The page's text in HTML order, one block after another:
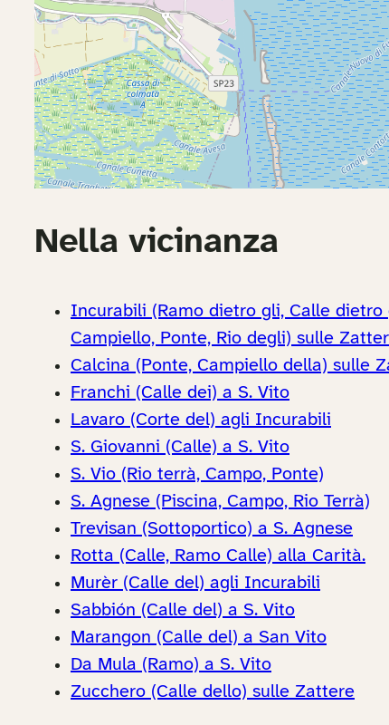
Nella vicinanza
Incurabili (Ramo dietro gli, Calle dietro
Campiello, Ponte, Rio degli) sulle
Calcina (Ponte, Campiello della) sulle
Franchi (Calle dei) a S. Vito
Lavaro (Corte del) agli Incurabili
S. Giovanni (Calle) a S. Vito
S. Vio (Rio terrà, Campo, Ponte)
S. Agnese (Piscina, Campo, Rio Terrà)
Trevisan (Sottoportico) a S. Agnese
Rotta (Calle, Ramo Calle) alla Carità.
Murèr (Calle del) agli Incurabili
Sabbión (Calle del) a S. Vito
Marangon (Calle del) a San Vito
Da Mula (Ramo) a S. Vito
Zucchero (Calle dello) sulle Zattere